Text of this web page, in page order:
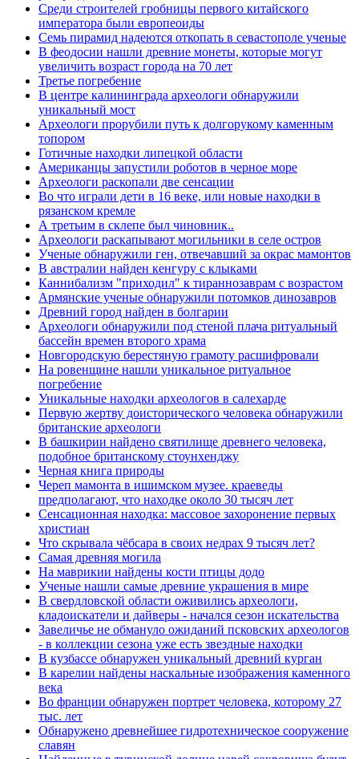
Среди строителей гробницы первого китайского
императора были европеоиды
Семь пирамид надеются откопать в севастополе ученые
В феодосии нашли древние монеты, которые могут
увеличить возраст города на 70 лет
Третье погребение
В центре калининграда археологи обнаружили
уникальный мост
Археологи прорубили путь к долгорукому каменным
топором
Готичные находки липецкой области
Американцы запустили роботов в черное море
Археологи раскопали две сенсации
Во что играли дети в 16 веке, или новые находки в
рязанском кремле
А третьим в склепе был чиновник..
Археологи раскапывают могильники в селе остров
Ученые обнаружили ген, отвечавший за окрас мамонтов
В австралии найден кенгуру с клыками
Каннибализм "приходил" к тираннозаврам с возрастом
Армянские ученые обнаружили потомков динозавров
Древний город найден в болгарии
Археологи обнаружили под стеной плача ритуальный
бассейн времен второго храма
Новгородскую берестяную грамоту расшифровали
На ровенщине нашли уникальное ритуальное
погребение
Уникальные находки археологов в салехарде
Первую жертву доисторического человека обнаружили
британские археологи
В башкирии найдено святилище древнего человека,
подобное британскому стоунхенджу
Черная книга природы
Череп мамонта в ишимском музее. краеведы
предполагают, что находке около 30 тысяч лет
Сенсационная находка: массовое захоронение первых
христиан
Что скрывала чёбсара в своих недрах 9 тысяч лет?
Самая древняя могила
На маврикии найдены кости птицы додо
Ученые нашли самые древние украшения в мире
В свердловской области оживились археологи,
кладоискатели и дайверы - начался сезон искательства
Завеличье не обмануло ожиданий псковских археологов
- в коллекции сезона уже есть звездные находки
В кузбассе обнаружен уникальный древний курган
В карелии найдены наскальные изображения каменного
века
Во франции обнаружен портрет человека, которому 27
тыс. лет
Обнаружено древнейшее гидротехническое сооружение
славян